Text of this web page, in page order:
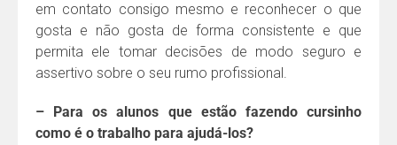
em contato consigo mesmo e reconhecer o que
gosta e não gosta de forma consistente e que
permita ele tomar decisões de modo seguro e
assertivo sobre o seu rumo profissional.
– Para os alunos que estão fazendo cursinho
como é o trabalho para ajudá-los?